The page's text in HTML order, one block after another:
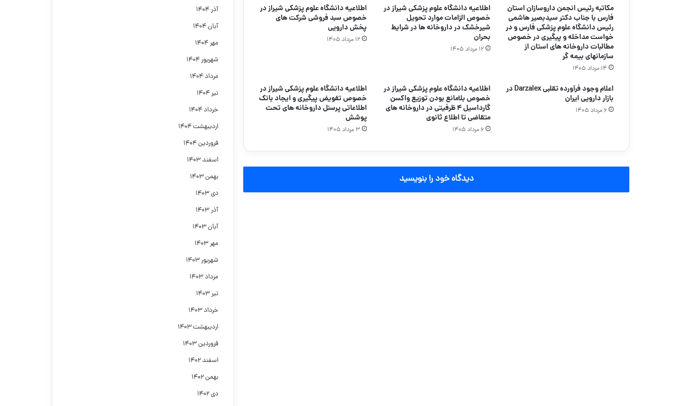
مکاتبه رئیس انجمن داروسازان استان
فارس با جناب دکتر سیدبصیر هاشمی
رئیس دانشگاه علوم پزشکی فارس و در
خواست مداخله و پیگیری در خصوص
مطالبات داروخانه های استان از
سازمانهای بیمه گر
۱۴ مرداد ۱۴۰۵
اطلاعیه دانشگاه علوم پزشکی شیراز در
خصوص الزامات موارد تحویل
شیرخشک در داروخانه ها در شرایط
بحران
۱۲ مرداد ۱۴۰۵
اطلاعیه دانشگاه علوم پزشکی شیراز در
خصوص سبد فروشی شرکت های
پخش دارویی
۱۲ مرداد ۱۴۰۵
اعلام وجود فرآورده تقلبی Darzalex در
بازار دارویی ایران
۶ مرداد ۱۴۰۵
اطلاعیه دانشگاه علوم پزشکی شیراز در
خصوص بلامانع بودن توزیع واکسن
گارداسیل ۴ ظرفیتی در داروخانه های
متقاضی تا اطلاع ثانوی
۶ مرداد ۱۴۰۵
اطلاعیه دانشگاه علوم پزشکی شیراز در
خصوص تفویض پیگیری و ایجاد بانک
اطلاعاتی پرسنل داروخانه های تحت
پوشش
۳ مرداد ۱۴۰۵
دیدگاه خود را بنویسید
آذر ۱۴۰۴
آبان ۱۴۰۴
مهر ۱۴۰۴
شهریور ۱۴۰۴
مرداد ۱۴۰۴
تیر ۱۴۰۴
خرداد ۱۴۰۴
اردیبهشت ۱۴۰۴
فروردین ۱۴۰۴
اسفند ۱۴۰۳
بهمن ۱۴۰۳
دی ۱۴۰۳
آذر ۱۴۰۳
آبان ۱۴۰۳
مهر ۱۴۰۳
شهریور ۱۴۰۳
مرداد ۱۴۰۳
تیر ۱۴۰۳
خرداد ۱۴۰۳
اردیبهشت ۱۴۰۳
فروردین ۱۴۰۳
اسفند ۱۴۰۲
بهمن ۱۴۰۲
دی ۱۴۰۲